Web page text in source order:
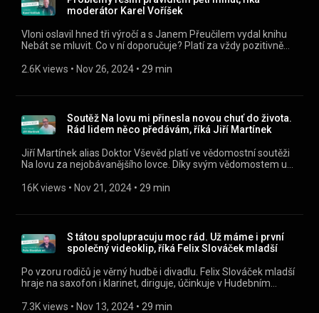
moderátor Karel Voříšek
Vloni oslavil hned tři výročí a s Janem Přeučilem vydal knihu
Nebát se mluvit. Co v ní doporučuje? Platí za vždy pozitivně
Poslouchejte Alex a host jako podcast v mobilní aplikaci
https://www.facebook.com/ceskyrozhlasregion
2.6K views • Nov 26, 2024 • 29 min
Soutěž Na lovu mi přinesla novou chuť do života.
Rád lidem něco předávám, říká Jiří Martínek
Jiří Martínek alias Doktor Vševěd platí ve vědomostní soutěži
Na lovu za nejobávanějšího lovce. Díky svým vědomostem už
ostatních lovců, ale dělají chybu. Všichni moji kolegové jsou
mujRozhlas.cz https://www.mujrozhlas.cz/alex-host »
Sledujte nás na Facebooku:
https://www.facebook.com/ceskyrozhlasregion
16K views • Nov 21, 2024 • 29 min
S tátou spolupracuju moc rád. Už máme i první
společný videoklip, říká Felix Slováček mladší
Po vzoru rodičů je věrný hudbě i divadlu. Felix Slováček mladší
hraje na saxofon i klarinet, diriguje, účinkuje v Hudebním
„Rád bych natočil desku jen pěveckou, sólovou. Byl by tam
7.3K views • Nov 13, 2024 • 29 min